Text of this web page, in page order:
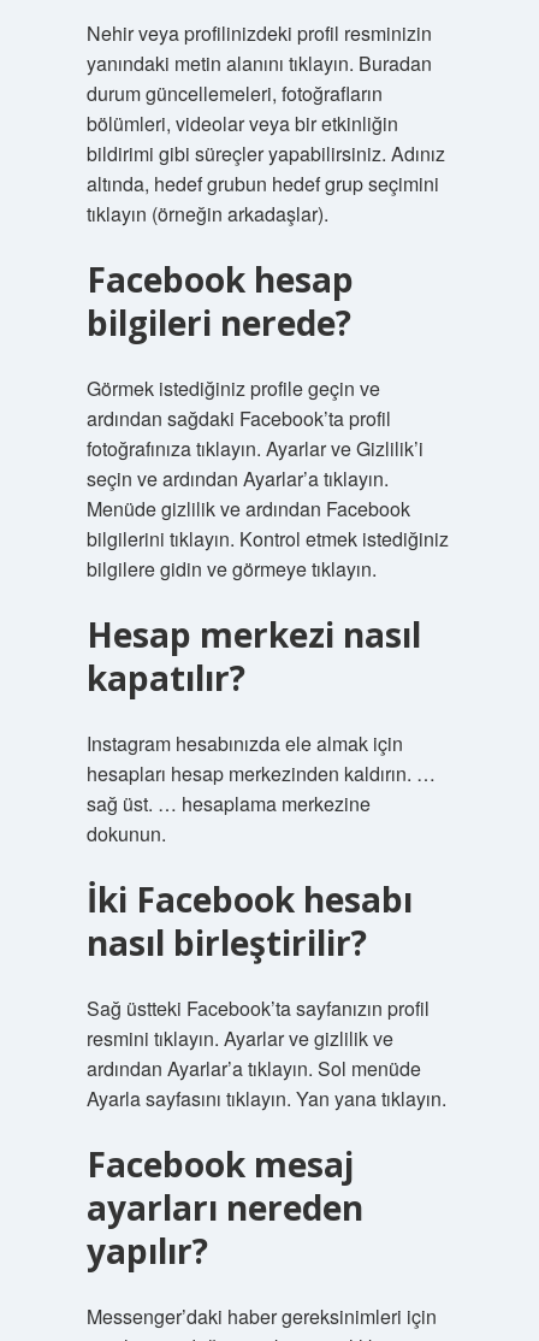
Nehir veya profilinizdeki profil resminizin
yanındaki metin alanını tıklayın. Buradan
durum güncellemeleri, fotoğrafların
bölümleri, videolar veya bir etkinliğin
bildirimi gibi süreçler yapabilirsiniz. Adınız
altında, hedef grubun hedef grup seçimini
tıklayın (örneğin arkadaşlar).
Facebook hesap
bilgileri nerede?
Görmek istediğiniz profile geçin ve
ardından sağdaki Facebook’ta profil
fotoğrafınıza tıklayın. Ayarlar ve Gizlilik’i
seçin ve ardından Ayarlar’a tıklayın.
Menüde gizlilik ve ardından Facebook
bilgilerini tıklayın. Kontrol etmek istediğiniz
bilgilere gidin ve görmeye tıklayın.
Hesap merkezi nasıl
kapatılır?
Instagram hesabınızda ele almak için
hesapları hesap merkezinden kaldırın. …
sağ üst. … hesaplama merkezine
dokunun.
İki Facebook hesabı
nasıl birleştirilir?
Sağ üstteki Facebook’ta sayfanızın profil
resmini tıklayın. Ayarlar ve gizlilik ve
ardından Ayarlar’a tıklayın. Sol menüde
Ayarla sayfasını tıklayın. Yan yana tıklayın.
Facebook mesaj
ayarları nereden
yapılır?
Messenger’daki haber gereksinimleri için